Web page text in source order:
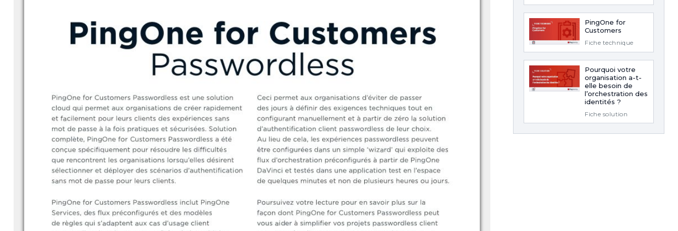
PingOne for
Customers
Fiche technique
Pourquoi votre
organisation a-t-
elle besoin de
l’orchestration des
identités ?
Fiche solution